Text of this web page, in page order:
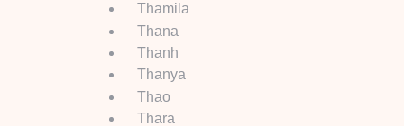
Thamila
Thana
Thanh
Thanya
Thao
Thara